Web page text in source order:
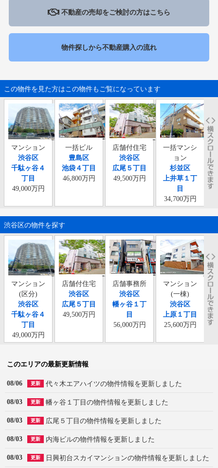
不動産の売却をご検討の方はこちら
物件探しから不動産購入の流れ
この物件を見た方はこの物件もご覧になっています
マンション
渋谷区
千駄ヶ谷４
丁目
49,000万円
一括ビル
豊島区
池袋４丁目
46,800万円
店舗付住宅
渋谷区
広尾５丁目
49,500万円
一括マンシ
ョン
杉並区
上井草１丁
目
34,700万円
渋谷区の物件を探す
マンション
(区分)
渋谷区
千駄ヶ谷４
丁目
49,000万円
店舗付住宅
渋谷区
広尾５丁目
49,500万円
店舗事務所
渋谷区
幡ヶ谷１丁
目
56,000万円
マンション
(一棟)
渋谷区
上原１丁目
25,600万円
このエリアの最新更新情報
08/06 更新 代々木エアハイツの物件情報を更新しました
08/03 更新 幡ヶ谷１丁目の物件情報を更新しました
08/03 更新 広尾５丁目の物件情報を更新しました
08/03 更新 内海ビルの物件情報を更新しました
08/03 更新 日興初台スカイマンションの物件情報を更新しました